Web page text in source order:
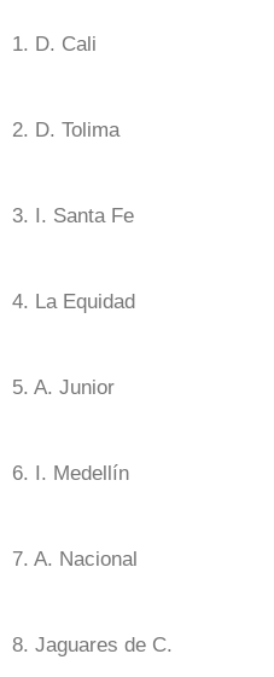
1. D. Cali
2. D. Tolima
3. I. Santa Fe
4. La Equidad
5. A. Junior
6. I. Medellín
7. A. Nacional
8. Jaguares de C.